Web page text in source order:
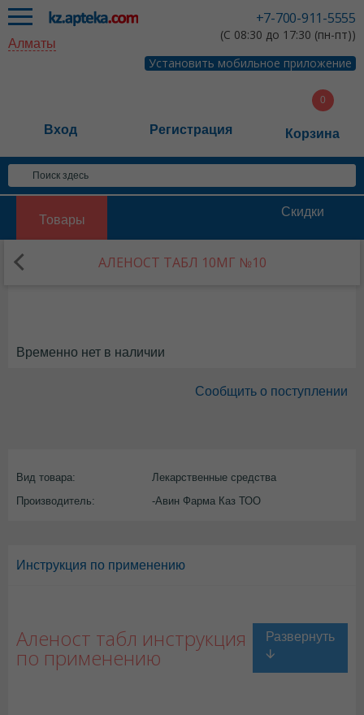
+7-700-911-5555
(С 08:30 до 17:30 (пн-пт))
Установить мобильное приложение
Алматы
Вход Регистрация Корзина
Товары
Скидки
АЛЕНОСТ ТАБЛ 10МГ №10
Временно нет в наличии
Сообщить о поступлении
Вид товара:
Лекарственные средства
Производитель:
-Авин Фарма Каз ТОО
Инструкция по применению
Аленост табл инструкция
по применению